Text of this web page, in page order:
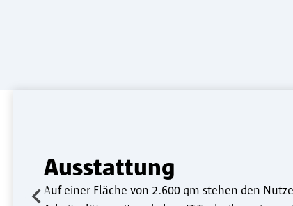
Ausstattung
Auf einer Fläche von 2.600 qm stehen den